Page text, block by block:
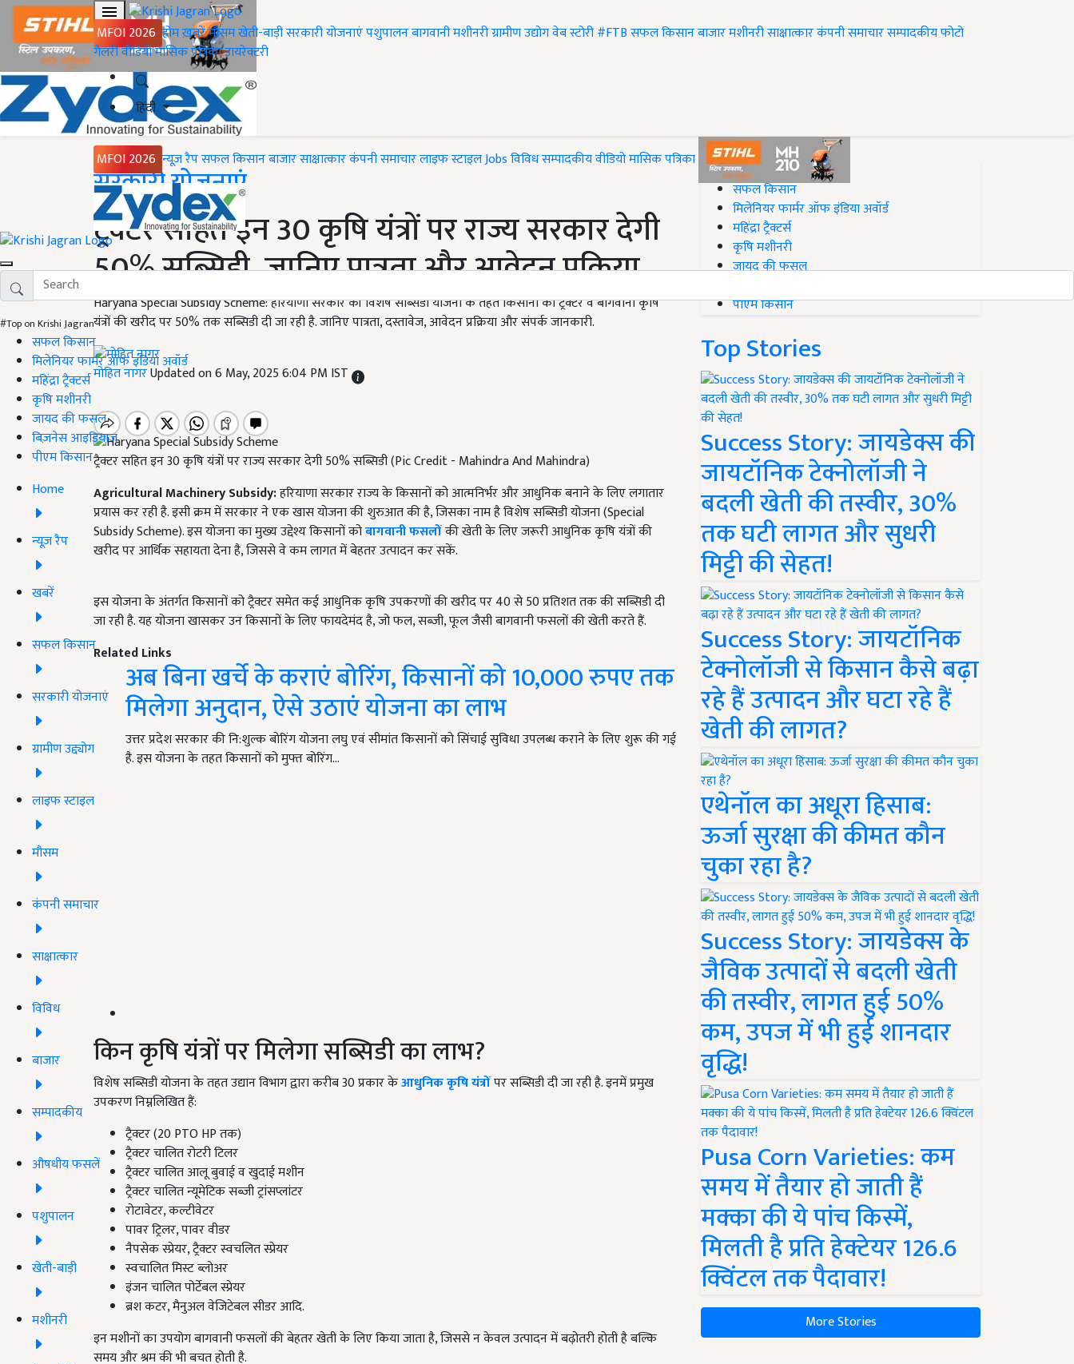
MFOI 2026 होमख़बरेंमौसमखेती-बाड़ीसरकारी योजनाएंपशुपालनबागवानीमशीनरीग्रामीण उद्योगवेब स्टोरी#FTBसफल किसानबाजारमशीनरीसाक्षात्कारकंपनी समाचारसम्पादकीयफोटो
गैलरीवीडियोमासिक पत्रिकाडायरेक्टरी
हिंदी
MFOI 2026 न्यूज़ रैपसफल किसानबाजारसाक्षात्कारकंपनी समाचारलाइफ स्टाइलJobsविविधसम्पादकीयवीडियोमासिक पत्रिका
#Top on Krishi Jagran
सफल किसान
मिलेनियर फार्मर ऑफ इंडिया अवॉर्ड
महिंद्रा ट्रैक्टर्स
कृषि मशीनरी
जायद की फसल
बिज़नेस आइडियाज
पीएम किसान
Home
न्यूज़ रैप
खबरें
सफल किसान
सरकारी योजनाएं
ग्रामीण उद्द्योग
लाइफ स्टाइल
मौसम
कंपनी समाचार
साक्षात्कार
विविध
बाजार
सम्पादकीय
औषधीय फसलें
पशुपालन
खेती-बाड़ी
मशीनरी
Home
सरकारी योजनाएं
ट्रैक्टर सहित इन 30 कृषि यंत्रों पर राज्य सरकार देगी
50% सब्सिडी, जानिए पात्रता और आवेदन प्रक्रिया
Haryana Special Subsidy Scheme: हरियाणा सरकार की विशेष सब्सिडी योजना के तहत किसानों को ट्रैक्टर व बागवानी कृषि
यंत्रों की खरीद पर 50% तक सब्सिडी दी जा रही है. जानिए पात्रता, दस्तावेज, आवेदन प्रक्रिया और संपर्क जानकारी.
मोहित नागरUpdated on 6 May, 2025 6:04 PM IST
ट्रैक्टर सहित इन 30 कृषि यंत्रों पर राज्य सरकार देगी 50% सब्सिडी (Pic Credit - Mahindra And Mahindra)
Agricultural Machinery Subsidy:हरियाणा सरकार राज्य के किसानों को आत्मनिर्भर और आधुनिक बनाने के लिए लगातार
प्रयास कर रही है. इसी क्रम में सरकार ने एक खास योजना की शुरुआत की है, जिसका नाम है विशेष सब्सिडी योजना (Special
Subsidy Scheme). इस योजना का मुख्य उद्देश्य किसानों कोबागवानी फसलोंकी खेती के लिए जरूरी आधुनिक कृषि यंत्रों की
खरीद पर आर्थिक सहायता देना है, जिससे वे कम लागत में बेहतर उत्पादन कर सकें.
इस योजना के अंतर्गत किसानों को ट्रैक्टर समेत कई आधुनिक कृषि उपकरणों की खरीद पर 40 से 50 प्रतिशत तक की सब्सिडी दी
जा रही है. यह योजना खासकर उन किसानों के लिए फायदेमंद है, जो फल, सब्जी, फूल जैसी बागवानी फसलों की खेती करते हैं.
Related Links
अब बिना खर्चे के कराएं बोरिंग, किसानों को 10,000 रुपए तक
मिलेगा अनुदान, ऐसे उठाएं योजना का लाभ
उत्तर प्रदेश सरकार की नि:शुल्क बोरिंग योजना लघु एवं सीमांत किसानों को सिंचाई सुविधा उपलब्ध कराने के लिए शुरू की गई
है. इस योजना के तहत किसानों को मुफ्त बोरिंग…
किन कृषि यंत्रों पर मिलेगा सब्सिडी का लाभ?
विशेष सब्सिडी योजना के तहत उद्यान विभाग द्वारा करीब 30 प्रकार केआधुनिक कृषि यंत्रोंपर सब्सिडी दी जा रही है. इनमें प्रमुख
उपकरण निम्नलिखित हैं:
ट्रैक्टर (20 PTO HP तक)
ट्रैक्टर चालित रोटरी टिलर
ट्रैक्टर चालित आलू बुवाई व खुदाई मशीन
ट्रैक्टर चालित न्यूमेटिक सब्जी ट्रांसप्लांटर
रोटावेटर, कल्टीवेटर
पावर ट्रिलर, पावर वीडर
नैपसेक स्प्रेयर, ट्रैक्टर स्वचलित स्प्रेयर
स्वचालित मिस्ट ब्लोअर
इंजन चालित पोर्टेबल स्प्रेयर
ब्रश कटर, मैनुअल वेजिटेबल सीडर आदि.
इन मशीनों का उपयोग बागवानी फसलों की बेहतर खेती के लिए किया जाता है, जिससे न केवल उत्पादन में बढ़ोतरी होती है बल्कि
समय और श्रम की भी बचत होती है.
#Top on Krishi Jagran
सफल किसान
मिलेनियर फार्मर ऑफ इंडिया अवॉर्ड
महिंद्रा ट्रैक्टर्स
कृषि मशीनरी
जायद की फसल
पीएम किसान
Top Stories
Success Story: जायडेक्स की
जायटॉनिक टेक्नोलॉजी ने
बदली खेती की तस्वीर, 30%
तक घटी लागत और सुधरी
मिट्टी की सेहत!
Success Story: जायटॉनिक
टेक्नोलॉजी से किसान कैसे बढ़ा
रहे हैं उत्पादन और घटा रहे हैं
खेती की लागत?
एथेनॉल का अधूरा हिसाब:
ऊर्जा सुरक्षा की कीमत कौन
चुका रहा है?
Success Story: जायडेक्स के
जैविक उत्पादों से बदली खेती
की तस्वीर, लागत हुई 50%
कम, उपज में भी हुई शानदार
वृद्धि!
Pusa Corn Varieties: कम
समय में तैयार हो जाती हैं
मक्का की ये पांच किस्में,
मिलती है प्रति हेक्टेयर 126.6
क्विंटल तक पैदावार!
More Stories